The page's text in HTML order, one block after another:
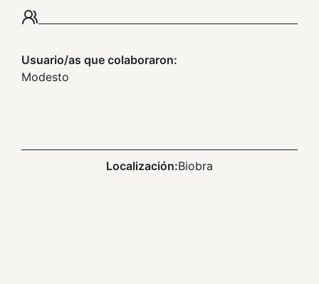
Usuario/as que colaboraron:
Modesto
Localización:Biobra